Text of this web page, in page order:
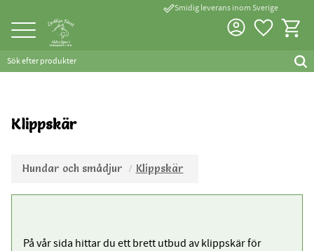
Meny
done_outlineSmidig leverans inom Sverige
Favoriter
Klippskär
Hundar och smådjur Klippskär
På vår sida hittar du ett brett utbud av klippskär för